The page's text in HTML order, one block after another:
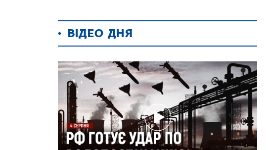
ВІДЕО ДНЯ